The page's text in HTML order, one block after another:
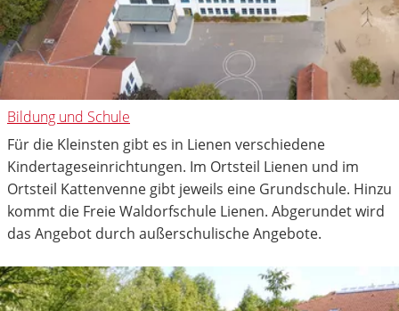
Bildung und Schule
Für die Kleinsten gibt es in Lienen verschiedene
Kindertageseinrichtungen. Im Ortsteil Lienen und im
Ortsteil Kattenvenne gibt jeweils eine Grundschule. Hinzu
kommt die Freie Waldorfschule Lienen. Abgerundet wird
das Angebot durch außerschulische Angebote.